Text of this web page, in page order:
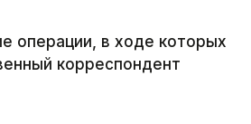
операции, в ходе которых
корреспондент